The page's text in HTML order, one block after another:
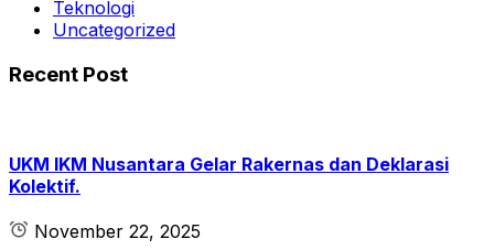
Teknologi
Uncategorized
Recent Post
UKM IKM Nusantara Gelar Rakernas dan Deklarasi
Kolektif.
November 22, 2025